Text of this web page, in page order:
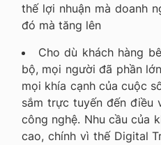
thế lợi nhuận mà doanh
đó mà tăng lên
Cho dù khách hàng
bộ, mọi người đã phần
mọi khía cạnh của cuộc
sắm trực tuyến đến điều
công nghệ. Nhu cầu của
cao, chính vì thế Digital